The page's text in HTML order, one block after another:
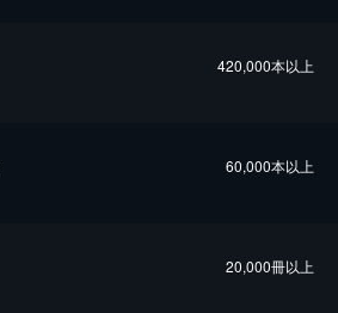
420,000本以上
60,000本以上
20,000冊以上